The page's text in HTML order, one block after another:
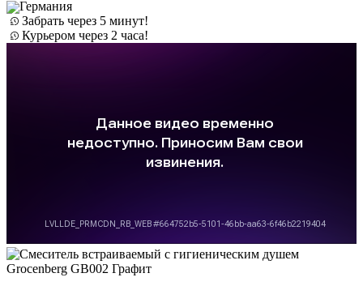
Германия
Забрать через 5 минут!
Курьером через 2 часа!